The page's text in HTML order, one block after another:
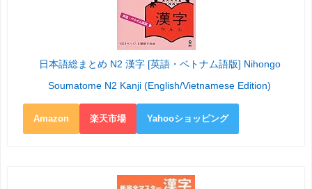
日本語総まとめ N2 漢字 [英語・ベトナム語版] Nihongo
Soumatome N2 Kanji (English/Vietnamese Edition)
Amazon 楽天市場 Yahooショッピング